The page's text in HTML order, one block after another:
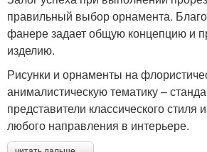
правильный выбор орнамента.
фанере задает общую концепцию и
изделию.
Рисунки и орнаменты на
анималистическую тематику –
представители классического стиля
любого направления в интерьере.